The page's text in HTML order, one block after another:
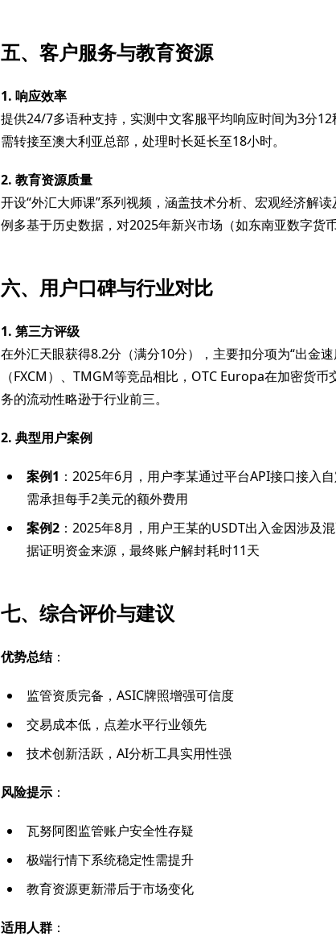
五、客户服务与教育资源
1. 响应效率
提供24/7多语种支持，实测中文客服平均响应时间为3分12
需转接至澳大利亚总部，处理时长延长至18小时。
2. 教育资源质量
开设“外汇大师课”系列视频，涵盖技术分析、宏观经济解
例多基于历史数据，对2025年新兴市场（如东南亚数字货
六、用户口碑与行业对比
1. 第三方评级
在外汇天眼获得8.2分（满分10分），主要扣分项为“出金速
（FXCM）、TMGM等竞品相比，OTC Europa在加密货
务的流动性略逊于行业前三。
2. 典型用户案例
案例1 ：2025年6月，用户李某通过平台API接口接入
需承担每手2美元的额外费用
案例2：2025年8月，用户王某的USDT出入金因涉及
据证明资金来源，最终账户解封耗时11天
七、综合评价与建议
优势总结：
监管资质完备，ASIC牌照增强可信度
交易成本低，点差水平行业领先
技术创新活跃，AI分析工具实用性强
风险提示：
瓦努阿图监管账户安全性存疑
极端行情下系统稳定性需提升
教育资源更新滞后于市场变化
适用人群：